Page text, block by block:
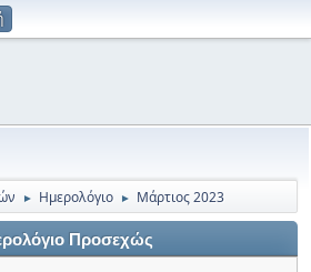
► Ημερολόγιο ► Μάρτιος 2023
Προσεχώς